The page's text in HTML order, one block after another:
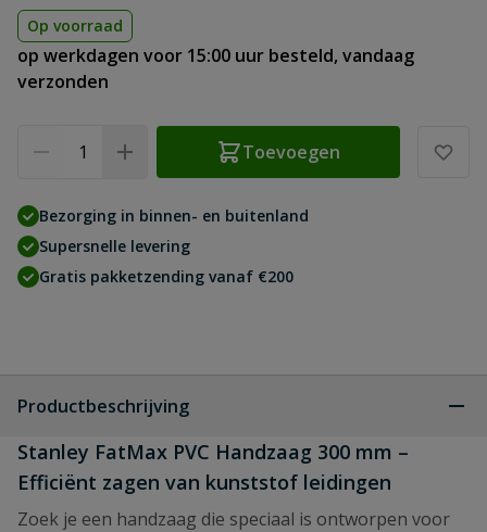
Op voorraad
op werkdagen voor 15:00 uur besteld, vandaag
verzonden
Toevoegen
Bezorging in binnen- en buitenland
Supersnelle levering
Gratis pakketzending vanaf €200
Productbeschrijving
Stanley FatMax PVC Handzaag 300 mm –
Efficiënt zagen van kunststof leidingen
Zoek je een handzaag die speciaal is ontworpen voor